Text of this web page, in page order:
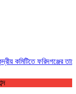
কমিটিতে ফরিদগঞ্জের